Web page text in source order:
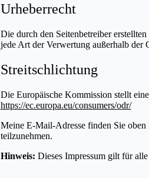
Urheberrecht
Die durch den Seitenbetreiber
jede Art der Verwertung außerhalb der
Streitschlichtung
Die Europäische Kommission stellt
https://ec.europa.eu/consumers/odr/
Meine E-Mail-Adresse finden Sie
teilzunehmen.
Hinweis: Dieses Impressum gilt für